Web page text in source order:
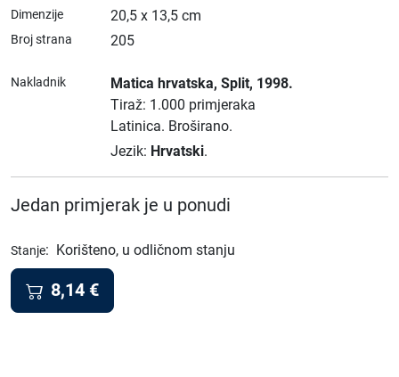
Dimenzije 20,5 x 13,5 cm
Broj strana 205
Nakladnik Matica hrvatska, Split, 1998.
Tiraž: 1.000 primjeraka
Latinica. Broširano.
Jezik: Hrvatski.
Jedan primjerak je u ponudi
Stanje: Korišteno, u odličnom stanju
8,14 €